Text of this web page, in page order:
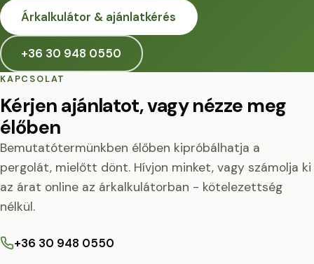
Árkalkulátor & ajánlatkérés
+36 30 948 0550
KAPCSOLAT
Kérjen ajánlatot, vagy nézze meg
élőben
Bemutatótermünkben élőben kipróbálhatja a
pergolát, mielőtt dönt. Hívjon minket, vagy számolja ki
az árat online az árkalkulátorban - kötelezettség
nélkül.
+36 30 948 0550